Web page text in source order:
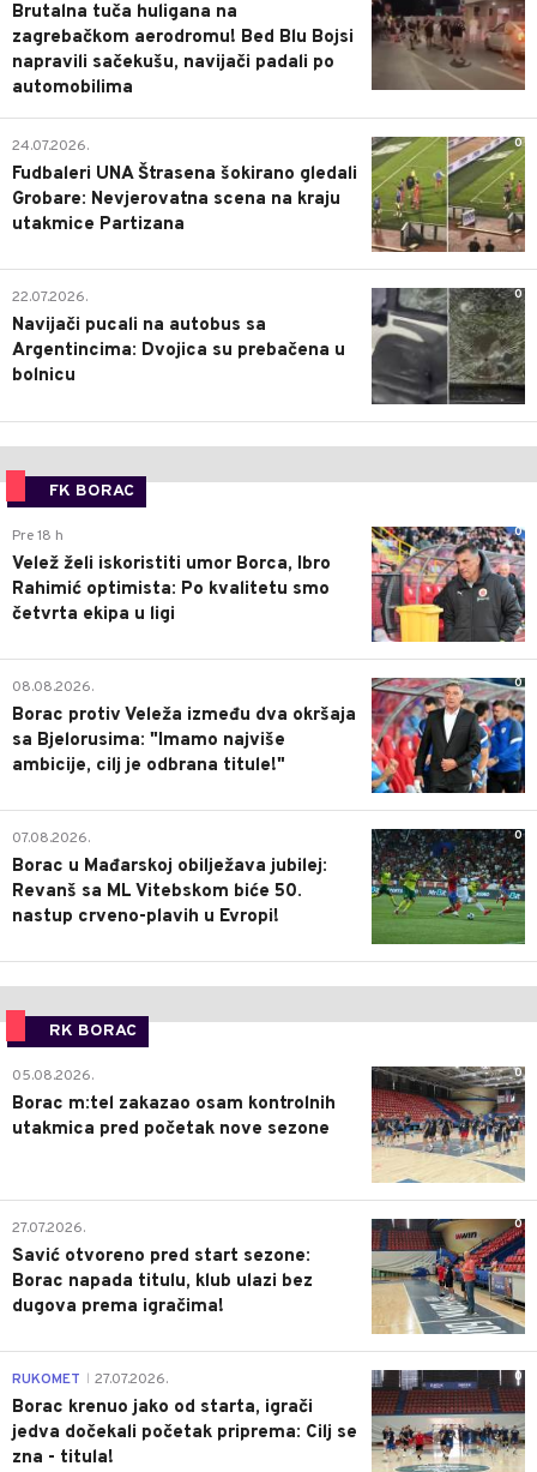
Brutalna tuča huligana na
zagrebačkom aerodromu! Bed Blu Bojsi
napravili sačekušu, navijači padali po
automobilima
0
24.07.2026.
Fudbaleri UNA Štrasena šokirano gledali
Grobare: Nevjerovatna scena na kraju
utakmice Partizana
0
22.07.2026.
Navijači pucali na autobus sa
Argentincima: Dvojica su prebačena u
bolnicu
FK BORAC
0
Pre 18 h
Velež želi iskoristiti umor Borca, Ibro
Rahimić optimista: Po kvalitetu smo
četvrta ekipa u ligi
0
08.08.2026.
Borac protiv Veleža između dva okršaja
sa Bjelorusima: "Imamo najviše
ambicije, cilj je odbrana titule!"
0
07.08.2026.
Borac u Mađarskoj obilježava jubilej:
Revanš sa ML Vitebskom biće 50.
nastup crveno-plavih u Evropi!
RK BORAC
0
05.08.2026.
Borac m:tel zakazao osam kontrolnih
utakmica pred početak nove sezone
0
27.07.2026.
Savić otvoreno pred start sezone:
Borac napada titulu, klub ulazi bez
dugova prema igračima!
0
RUKOMET 27.07.2026.
Borac krenuo jako od starta, igrači
jedva dočekali početak priprema: Cilj se
zna - titula!